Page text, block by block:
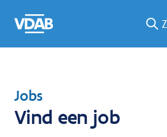
naar
een
een
job
naar
T
e
Jobs
Vind een job